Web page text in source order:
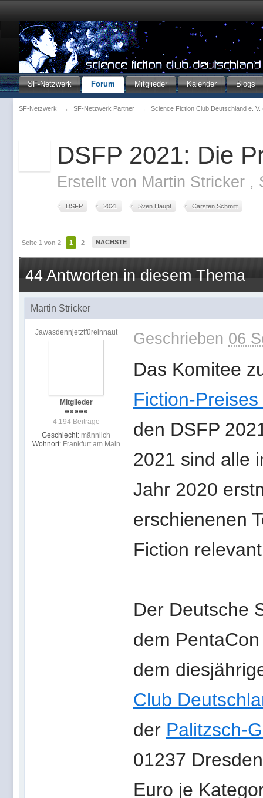
SF-Netzwerk Forum Mitglieder Kalender Blogs
SF-Netzwerk → SF-Netzwerk Partner → Science Fiction Club Deutschland e. V.
DSFP 2021: Die
Erstellt von Martin Stricker ,
DSFP 2021 Sven Haupt Carsten Schmitt
Seite 1 von 2 1 2 NÄCHSTE
44 Antworten in diesem Thema
Martin Stricker
Jawasdennjetztfüreinnaut
Mitglieder
4.194 Beiträge
Geschlecht: männlich
Wohnort: Frankfurt am Main
Geschrieben 06
Das Komitee
Fiction-
den DSFP
2021 sind alle
Jahr 2020
erschienenen
Fiction
Der Deutsche
dem
dem
Club
der Palitzsch-
01237
Euro je